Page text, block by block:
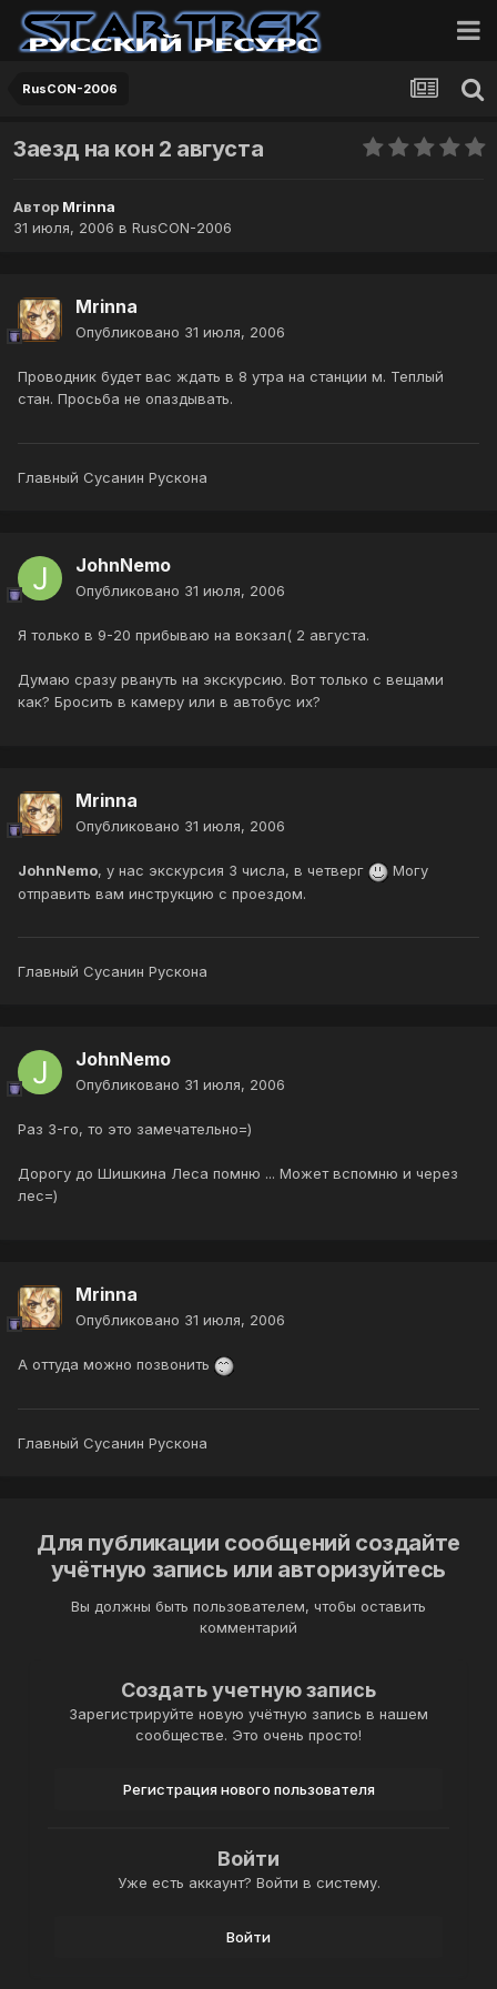
RusCON-2006
Заезд на кон 2 августа
Автор Mrinna
31 июля, 2006 в RusCON-2006
Mrinna
Опубликовано 31 июля, 2006
Проводник будет вас ждать в 8 утра на станции м. Теплый
стан. Просьба не опаздывать.
Главный Сусанин Рускона
JohnNemo
Опубликовано 31 июля, 2006
Я только в 9-20 прибываю на вокзал( 2 августа.
Думаю сразу рвануть на экскурсию. Вот только с вещами
как? Бросить в камеру или в автобус их?
Mrinna
Опубликовано 31 июля, 2006
JohnNemo, у нас экскурсия 3 числа, в четверг
Могу
отправить вам инструкцию с проездом.
Главный Сусанин Рускона
JohnNemo
Опубликовано 31 июля, 2006
Раз 3-го, то это замечательно=)
Дорогу до Шишкина Леса помню ... Может вспомню и через
лес=)
Mrinna
Опубликовано 31 июля, 2006
А оттуда можно позвонить
Главный Сусанин Рускона
Для публикации сообщений создайте
учётную запись или авторизуйтесь
Вы должны быть пользователем, чтобы оставить
комментарий
Создать учетную запись
Зарегистрируйте новую учётную запись в нашем
сообществе. Это очень просто!
Регистрация нового пользователя
Войти
Уже есть аккаунт? Войти в систему.
Войти